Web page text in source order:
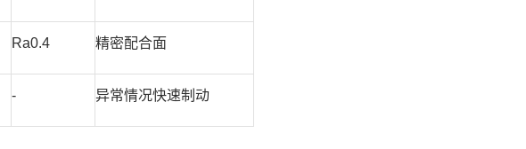
Ra0.4 精密配合面
- 异常情况快速制动